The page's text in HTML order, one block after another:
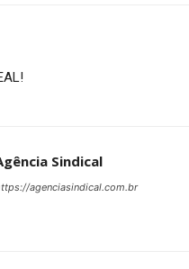
Sindical
agenciasindical.com.br